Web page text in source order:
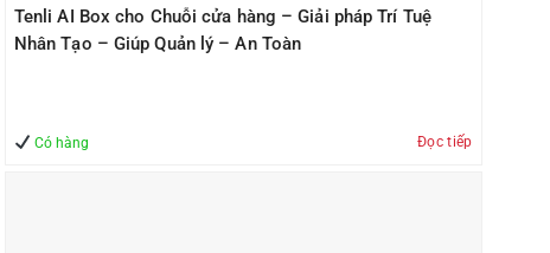
Tenli AI Box cho Chuỗi cửa hàng – Giải pháp Trí Tuệ
Nhân Tạo – Giúp Quản lý – An Toàn
Có hàng Đọc tiếp